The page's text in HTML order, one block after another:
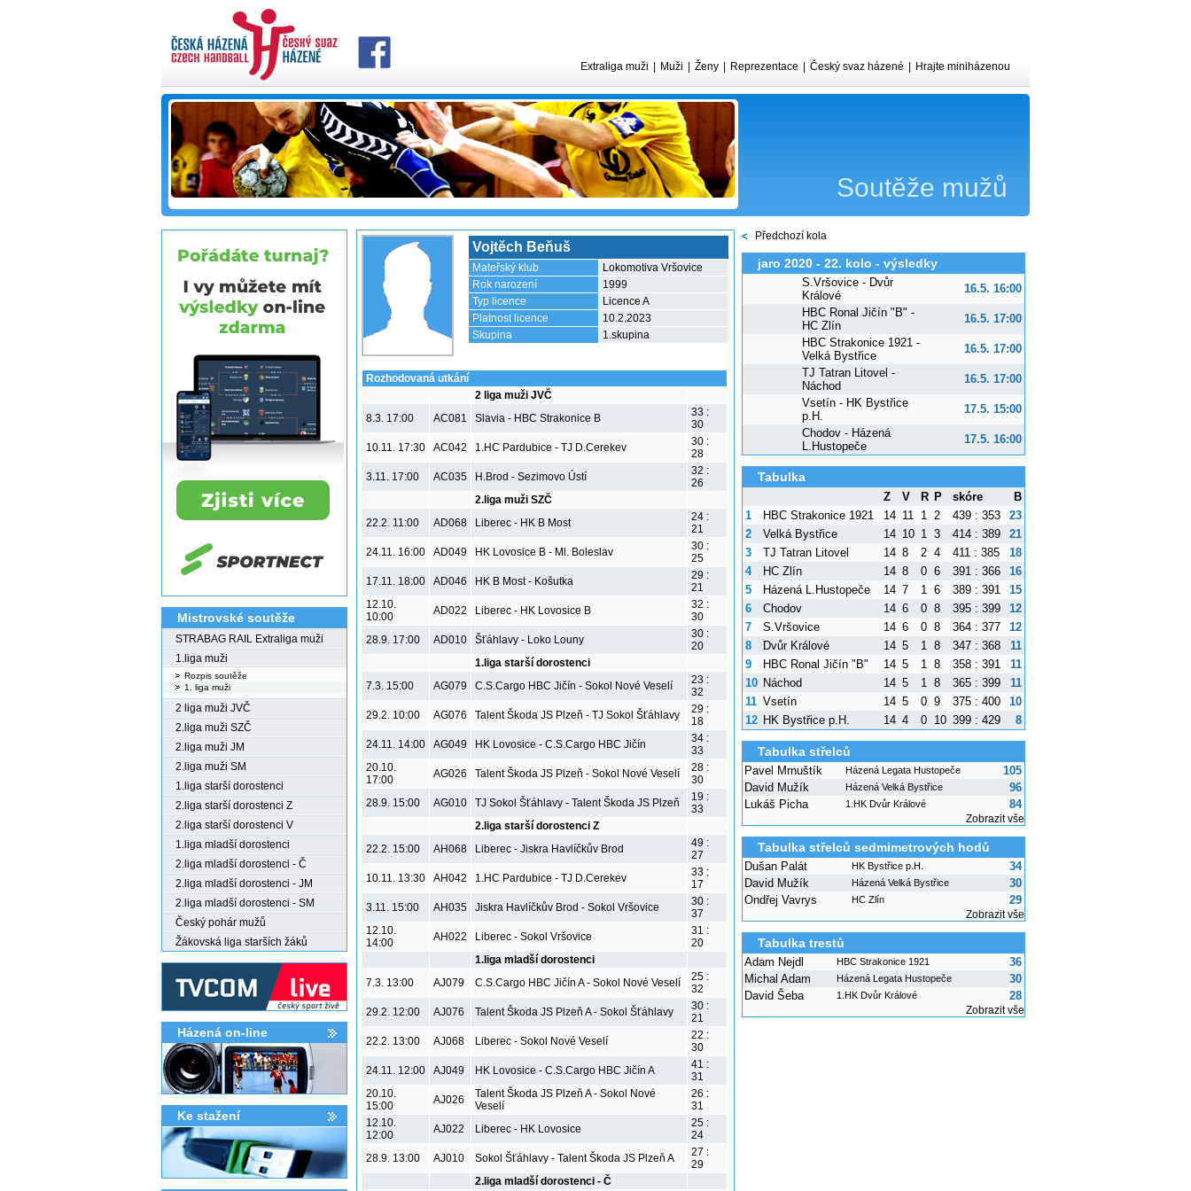
Soutěže mužů
Extraliga muži Muži Ženy Reprezentace Český svaz házené Hrajte miniházenou
Mistrovské soutěže
STRABAG RAIL Extraliga muži
1.liga muži
Rozpis soutěže
1. liga muži
2 liga muži JVČ
2.liga muži SZČ
2.liga muži JM
2.liga muži SM
1.liga starší dorostenci
2.liga starší dorostenci Z
2.liga starší dorostenci V
1.liga mladší dorostenci
2.liga mladší dorostenci - Č
2.liga mladší dorostenci - JM
2.liga mladší dorostenci - SM
Český pohár mužů
Žákovská liga starších žáků
Házená on-line
Ke stažení­
Vojtěch Beňuš
Mateřský klub
Lokomotiva Vršovice
Rok narození
1999
Typ licence
Licence A
Platnost licence
10.2.2023
Skupina
1.skupina
Rozhodovaná utkání
2 liga muži JVČ
8.3. 17:00
AC081 Slavia - HBC Strakonice B
33 :
30
10.11. 17:30
AC042 1.HC Pardubice - TJ D.Cerekev
30 :
28
3.11. 17:00
AC035 H.Brod - Sezimovo Ústí
32 :
26
2.liga muži SZČ
22.2. 11:00
AD068 Liberec - HK B Most
24 :
21
24.11. 16:00
AD049 HK Lovosice B - Ml. Boleslav
30 :
25
17.11. 18:00
AD046 HK B Most - Košutka
29 :
21
12.10.
10:00
AD022 Liberec - HK Lovosice B
32 :
30
28.9. 17:00
AD010 Šťáhlavy - Loko Louny
30 :
20
1.liga starší dorostenci
7.3. 15:00
AG079 C.S.Cargo HBC Jičín - Sokol Nové Veselí
23 :
32
29.2. 10:00
AG076 Talent Škoda JS Plzeň - TJ Sokol Šťáhlavy
29 :
18
24.11. 14:00
AG049 HK Lovosice - C.S.Cargo HBC Jičín
34 :
33
20.10.
17:00
AG026 Talent Škoda JS Plzeň - Sokol Nové Veselí
28 :
30
28.9. 15:00
AG010 TJ Sokol Šťáhlavy - Talent Škoda JS Plzeň
19 :
33
2.liga starší dorostenci Z
22.2. 15:00
AH068 Liberec - Jiskra Havlíčkův Brod
49 :
27
10.11. 13:30
AH042 1.HC Pardubice - TJ D.Cerekev
33 :
17
3.11. 15:00
AH035 Jiskra Havlíčkův Brod - Sokol Vršovice
30 :
37
12.10.
14:00
AH022 Liberec - Sokol Vršovice
31 :
20
1.liga mladší dorostenci
7.3. 13:00
AJ079 C.S.Cargo HBC Jičín A - Sokol Nové Veselí
25 :
32
29.2. 12:00
AJ076 Talent Škoda JS Plzeň A - Sokol Šťáhlavy
30 :
21
22.2. 13:00
AJ068 Liberec - Sokol Nové Veselí
22 :
30
24.11. 12:00
AJ049 HK Lovosice - C.S.Cargo HBC Jičín A
41 :
31
20.10.
15:00
AJ026
Talent Škoda JS Plzeň A - Sokol Nové
Veselí
26 :
31
12.10.
12:00
AJ022 Liberec - HK Lovosice
25 :
24
28.9. 13:00
AJ010 Sokol Šťáhlavy - Talent Škoda JS Plzeň A
27 :
29
2.liga mladší dorostenci - Č
Předchozí kola
jaro 2020 - 22. kolo - výsledky
S.Vršovice - Dvůr
Králové
16.5. 16:00
HBC Ronal Jičín "B" -
HC Zlín
16.5. 17:00
HBC Strakonice 1921 -
Velká Bystřice
16.5. 17:00
TJ Tatran Litovel -
Náchod
16.5. 17:00
Vsetín - HK Bystřice
p.H.
17.5. 15:00
Chodov - Házená
L.Hustopeče
17.5. 16:00
Tabulka
Z V R P skóre
B
1
HBC Strakonice 1921 14 11 1 2 439 : 353
23
2
Velká Bystřice 14 10 1 3 414 : 389
21
3
TJ Tatran Litovel 14 8 2 4 411 : 385
18
4
HC Zlín 14 8 0 6 391 : 366
16
5
Házená L.Hustopeče 14 7 1 6 389 : 391
15
6
Chodov 14 6 0 8 395 : 399
12
7
S.Vršovice 14 6 0 8 364 : 377
12
8
Dvůr Králové 14 5 1 8 347 : 368
11
9
HBC Ronal Jičín "B" 14 5 1 8 358 : 391
11
10 Náchod 14 5 1 8 365 : 399
11
11 Vsetín 14 5 0 9 375 : 400
10
12 HK Bystřice p.H. 14 4 0 10 399 : 429 8
Tabulka střelců
Pavel Mrnuštík Házená Legata Hustopeče
105
David Mužík
Házená Velká Bystřice
96
Lukáš Picha
1.HK Dvůr Králové 84
Zobrazit vše
Tabulka střelců sedmimetrových hodů
Dušan Palát HK Bystřice p.H.
34
David Mužík
Házená Velká Bystřice
30
Ondřej Vavrys
HC Zlín 29
Zobrazit vše
Tabulka trestů
Adam Nejdl HBC Strakonice 1921
36
Michal Adam
Házená Legata Hustopeče
30
David Šeba
1.HK Dvůr Králové 28
Zobrazit vše